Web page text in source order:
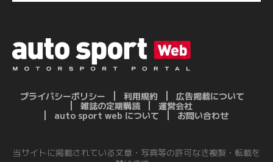
プライバシーポリシー 利用規約
広告掲載について
雑誌の定期購読
運営会社
auto sport web について
お問い合わせ
当サイトに掲載されている文章・写真等の許可なき複製・転載を